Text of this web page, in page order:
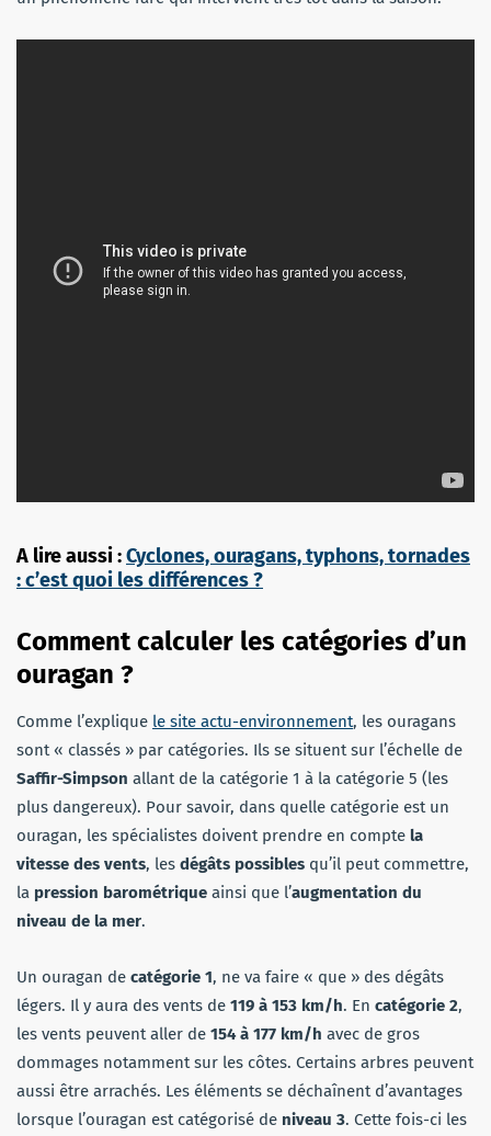
A lire aussi :Cyclones, ouragans, typhons, tornades
: c’est quoi les différences ?
Comment calculer les catégories d’un
ouragan ?
Comme l’explique le site actu-environnement, les ouragans
sont « classés » par catégories. Ils se situent sur l’échelle de
Saffir-Simpson allant de la catégorie 1 à la catégorie 5 (les
plus dangereux). Pour savoir, dans quelle catégorie est un
ouragan, les spécialistes doivent prendre en compte la
vitesse des vents, les dégâts possibles qu’il peut commettre,
la pression barométrique ainsi que l’augmentation du
niveau de la mer.
Un ouragan de catégorie 1, ne va faire « que » des dégâts
légers. Il y aura des vents de 119 à 153 km/h. En catégorie 2,
les vents peuvent aller de 154 à 177 km/h avec de gros
dommages notamment sur les côtes. Certains arbres peuvent
aussi être arrachés. Les éléments se déchaînent d’avantages
lorsque l’ouragan est catégorisé de niveau 3. Cette fois-ci les